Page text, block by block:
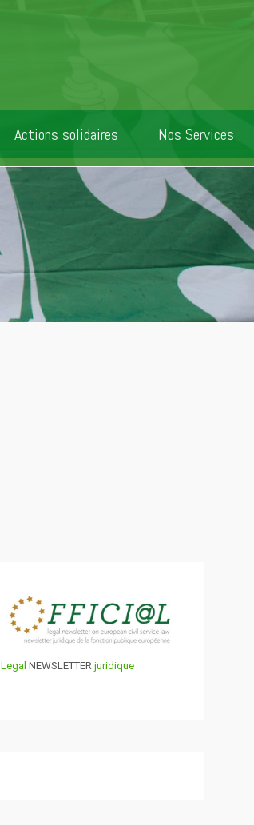
Actions solidaires Nos Services
Legal NEWSLETTER juridique